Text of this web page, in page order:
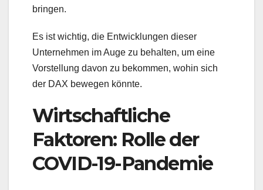
bringen.
Es ist wichtig, die Entwicklungen dieser
Unternehmen im Auge zu behalten, um eine
Vorstellung davon zu bekommen, wohin sich
der DAX bewegen könnte.
Wirtschaftliche
Faktoren: Rolle der
COVID-19-Pandemie